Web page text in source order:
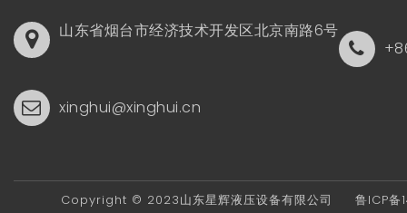
山东省烟台市经济技术开发区北京南路6号
xinghui@xinghui.cn
Copyright © 2023山东星辉液压设备有限公司 鲁ICP备